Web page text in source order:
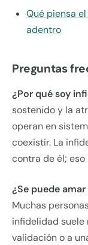
Qué piensa
adentro
Preguntas
¿Por qué soy
sostenido y la
operan en
coexistir. La
contra de él;
¿Se puede
Muchas
infidelidad suele
validación o a